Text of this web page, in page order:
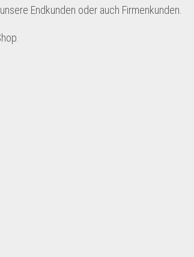
Endkunden oder auch Firmenkunden.